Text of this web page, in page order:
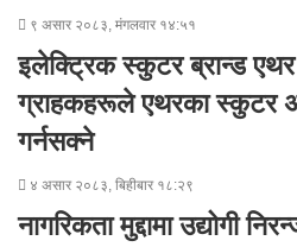
९ असार २०८३, मंगलवार १४:५१
इलेक्ट्रिक स्कुटर ब्रान्ड
ग्राहकहरूले एथरका स्कुटर
गर्नसक्ने
४ असार २०८३, बिहीबार १८:२९
नागरिकता मुद्दामा उद्योगी